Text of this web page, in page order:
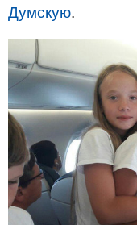
Думскую.